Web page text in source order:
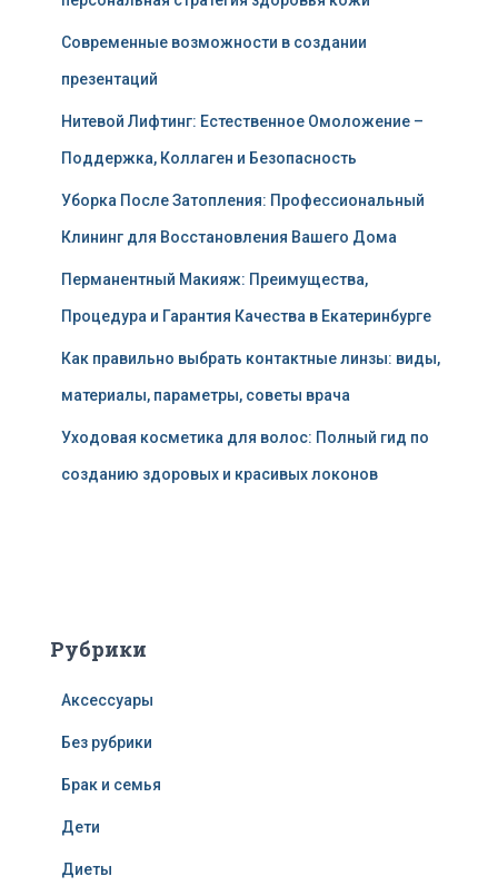
Современные возможности в создании
презентаций
Нитевой Лифтинг: Естественное Омоложение –
Поддержка, Коллаген и Безопасность
Уборка После Затопления: Профессиональный
Клининг для Восстановления Вашего Дома
Перманентный Макияж: Преимущества,
Процедура и Гарантия Качества в Екатеринбурге
Как правильно выбрать контактные линзы: виды,
материалы, параметры, советы врача
Уходовая косметика для волос: Полный гид по
созданию здоровых и красивых локонов
Рубрики
Аксессуары
Без рубрики
Брак и семья
Дети
Диеты